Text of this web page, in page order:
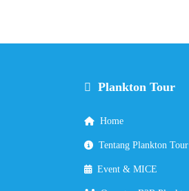
Plankton Tour
Home
Tentang Plankton Tour
Event & MICE